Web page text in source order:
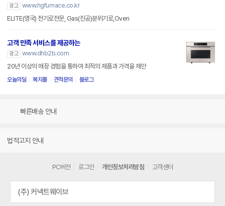
광고 www.hgfurnace.co.kr
ELITE(영국) 전기로전문, Gas(진공)분위기로,Oven
고객 만족 서비스를 제공하는
광고 www.dhb2b.com
20년 이상의 매장 경험을 통하여 최적의 제품과 가격을 제안
오늘의딜 복지몰 견적문의 블로그
빠른배송 안내
법적고지 안내
PC버전 로그인 개인정보처리방침 고객센터
(주) 커넥트웨이브